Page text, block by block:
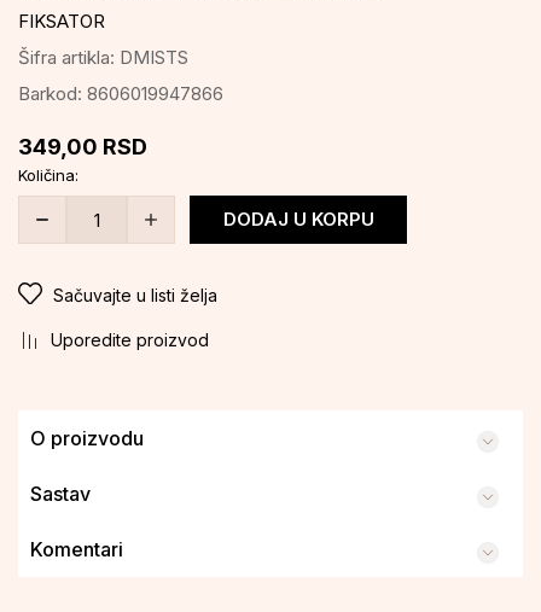
FIKSATOR
Šifra artikla: DMISTS
Barkod: 8606019947866
349,00 RSD
Količina:
DODAJ U KORPU
Sačuvajte u listi želja
Uporedite proizvod
O proizvodu
Sastav
Komentari